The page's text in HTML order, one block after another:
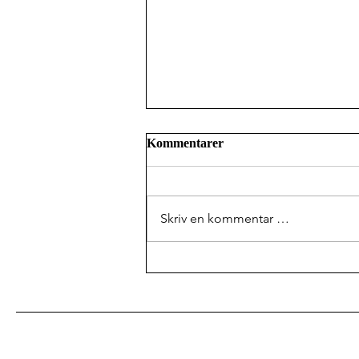
Odmowa zasiłku – co zrobić?
Kommentarer
Skriv en kommentar …